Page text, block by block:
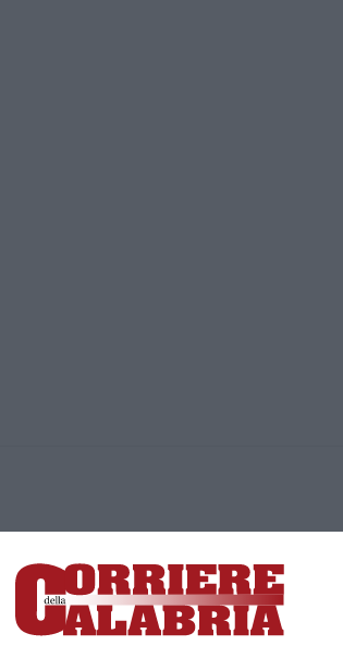
(CZ)
Paola Militano |Privacy